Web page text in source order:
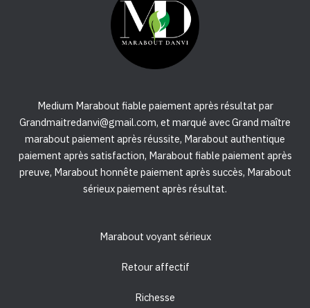
Medium Marabout fiable paiement après résultat par
Grandmaitredanvi@gmail.com, et marqué avec Grand maître
marabout paiement après réussite, Marabout authentique
paiement après satisfaction, Marabout fiable paiement après
preuve, Marabout honnête paiement après succès, Marabout
sérieux paiement après résultat.
Marabout voyant sérieux
Retour affectif
Richesse